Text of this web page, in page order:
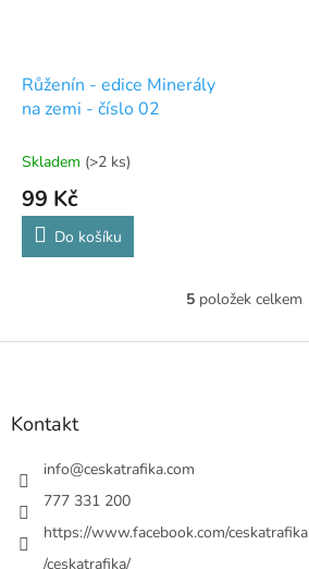
Růženín - edice Minerály
na zemi - číslo 02
Skladem (>2 ks)
99 Kč
Do košíku
O
l
k
5položek celkem
Z
Kontakt
info@ceskatrafika.com
777 331 200
https://www.facebook.com/ceskatrafika
/ceskatrafika/